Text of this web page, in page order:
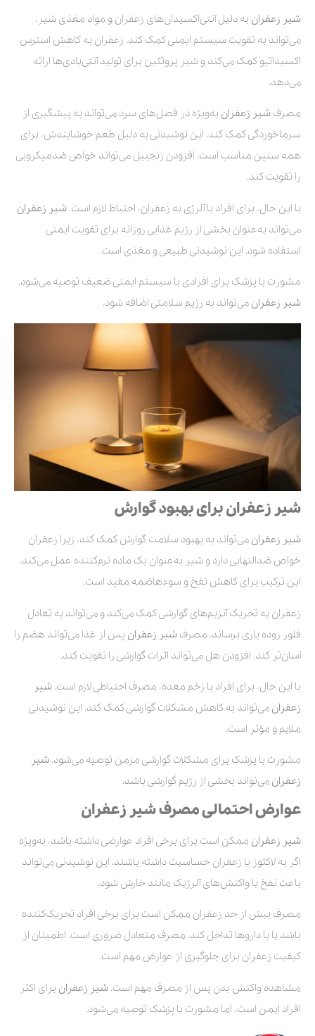
شیر زعفران به دلیل آنتی‌اکسیدان‌های زعفران و مواد مغذی شیر،
می‌تواند به تقویت سیستم ایمنی کمک کند. زعفران به کاهش استرس
اکسیداتیو کمک می‌کند و شیر پروتئین برای تولید آنتی‌بادی‌ها ارائه
می‌دهد.
مصرف شیر زعفران به‌ویژه در فصل‌های سرد می‌تواند به پیشگیری از
سرماخوردگی کمک کند. این نوشیدنی به دلیل طعم خوشایندش، برای
همه سنین مناسب است. افزودن زنجبیل می‌تواند خواص ضدمیکروبی
را تقویت کند.
با این حال، برای افراد با آلرژی به زعفران، احتیاط لازم است. شیر زعفران
می‌تواند به‌عنوان بخشی از رژیم غذایی روزانه برای تقویت ایمنی
استفاده شود. این نوشیدنی طبیعی و مغذی است.
مشورت با پزشک برای افرادی با سیستم ایمنی ضعیف توصیه می‌شود.
شیر زعفران می‌تواند به رژیم سلامتی اضافه شود.
شیر زعفران برای بهبود گوارش
شیر زعفران می‌تواند به بهبود سلامت گوارش کمک کند، زیرا زعفران
خواص ضدالتهابی دارد و شیر به‌عنوان یک ماده نرم‌کننده عمل می‌کند.
این ترکیب برای کاهش نفخ و سوءهاضمه مفید است.
زعفران به تحریک آنزیم‌های گوارشی کمک می‌کند و می‌تواند به تعادل
فلور روده یاری برساند. مصرف شیر زعفران پس از غذا می‌تواند هضم را
آسان‌تر کند. افزودن هل می‌تواند اثرات گوارشی را تقویت کند.
با این حال، برای افراد با زخم معده، مصرف احتیاطی لازم است. شیر
زعفران می‌تواند به کاهش مشکلات گوارشی کمک کند. این نوشیدنی
ملایم و مؤثر است.
مشورت با پزشک برای مشکلات گوارشی مزمن توصیه می‌شود. شیر
زعفران می‌تواند بخشی از رژیم گوارشی باشد.
عوارض احتمالی مصرف شیر زعفران
شیر زعفران ممکن است برای برخی افراد عوارضی داشته باشد، به‌ویژه
اگر به لاکتوز یا زعفران حساسیت داشته باشند. این نوشیدنی می‌تواند
باعث نفخ یا واکنش‌های آلرژیک مانند خارش شود.
مصرف بیش از حد زعفران ممکن است برای برخی افراد تحریک‌کننده
باشد یا با داروها تداخل کند. مصرف متعادل ضروری است. اطمینان از
کیفیت زعفران برای جلوگیری از عوارض مهم است.
مشاهده واکنش بدن پس از مصرف مهم است. شیر زعفران برای اکثر
افراد ایمن است، اما مشورت با پزشک توصیه می‌شود.